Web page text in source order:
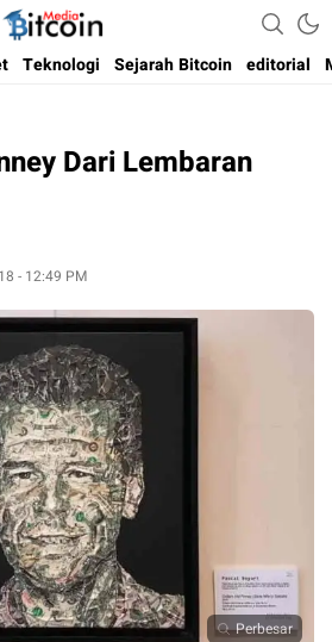
Media Indonesiadan Blockchain di Indonesia
Teknologi Sejarah Bitcoin editorial
Dari Lembaran
- 12:49 PM
Perbesar